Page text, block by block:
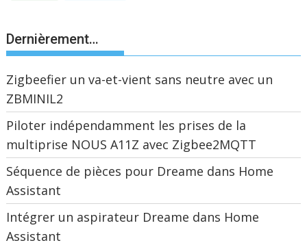
Dernièrement…
Zigbeefier un va-et-vient sans neutre avec un
ZBMINIL2
Piloter indépendamment les prises de la
multiprise NOUS A11Z avec Zigbee2MQTT
Séquence de pièces pour Dreame dans Home
Assistant
Intégrer un aspirateur Dreame dans Home
Assistant